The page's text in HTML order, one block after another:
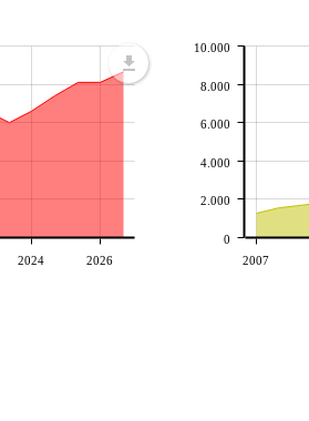
2024 2026 2007
0
2.000
4.000
6.000
8.000
10.000